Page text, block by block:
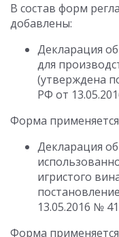
В состав форм
добавлены:
Декларация
для
(утверждена
РФ от
Форма
Декларация
игристого
13.05.2016 №
Форма